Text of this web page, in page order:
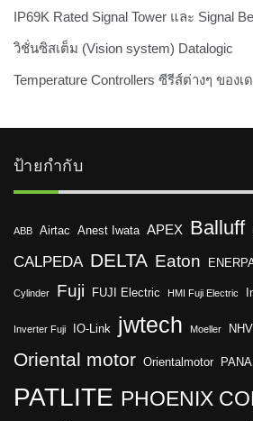
IP69K Rated Signal Tower และ Signal
วิชั่นซิสเต็ม (Vision system) Datalogic
Temperature Controllers ซีรีส์ต่างๆ ของเ
ป้ายกำกับ
ABB Airtac Anest Iwata APEX Balluff
CALPEDA DELTA Eaton
Cylinder Fuji FUJI Electric HMI Fuji Electric
Inverter Fuji IO-Link jwtech Moeller
Oriental motor Orientalmotor
PATLITE PHOENIX